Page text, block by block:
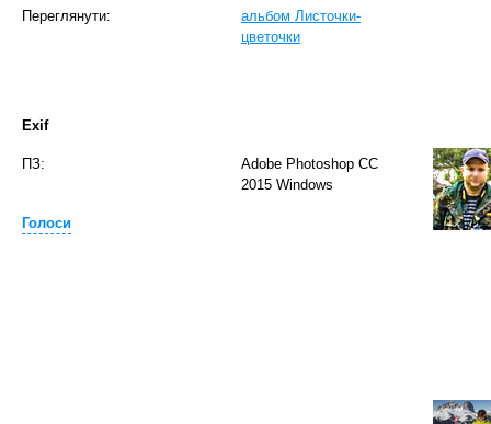
Переглянути:
альбом Листочки-
цветочки
Exif
ПЗ:
Adobe Photoshop CC
2015 Windows
Голоси